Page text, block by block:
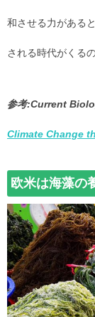
和させる力がある
される時代がくる
参考:Current
Climate Change
欧米は海藻の